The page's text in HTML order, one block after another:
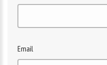
Email